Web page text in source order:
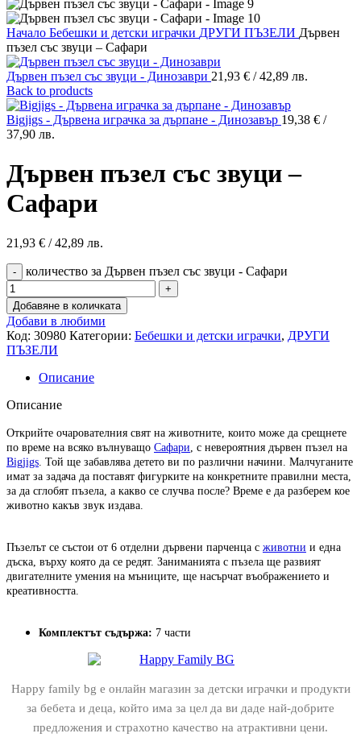
Начало Бебешки и детски играчки ДРУГИ ПЪЗЕЛИ Дървен
пъзел със звуци – Сафари
Дървен пъзел със звуци - Динозаври 21,93 € / 42,89 лв.
Back to products
Bigjigs - Дървена играчка за дърпане - Динозавър 19,38 € /
37,90 лв.
Дървен пъзел със звуци –
Сафари
21,93 € / 42,89 лв.
количество за Дървен пъзел със звуци - Сафари
Добавяне в количката
Добави в любими
Код: 30980 Категории: Бебешки и детски играчки, ДРУГИ
ПЪЗЕЛИ
Описание
Описание
Открийте очарователния свят на животните, които може да срещнете
по време на всяко вълнуващо Сафари , с невероятния дървен пъзел на
Bigjigs . Той ще забавлява детето ви по различни начини. Малчуганите
имат за задача да поставят фигурките на конкретните правилни места,
за да сглобят пъзела, а какво се случва после? Време е да разберем кое
животно какъв звук издава.
Пъзелът се състои от 6 отделни дървени парченца с животни и една
дъска, върху която да се редят. Заниманията с пъзела ще развият
двигателните умения на мъниците, ще насърчат въображението и
креативността.
Комплектът съдържа: 7 части
Happy family bg е онлайн магазин за детски играчки и продукти
за бебета и деца, който има за цел да ви даде най-добрите
предложения и страхотно качество на атрактивни цени.